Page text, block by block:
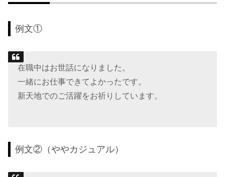
例文①
在職中はお世話になりました。
一緒にお仕事できてよかったです。
新天地でのご活躍をお祈りしています。
例文②（ややカジュアル）